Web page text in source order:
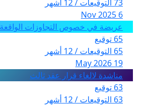
73 التوقيعات / 12 أشهر
6 Nov 2025
عريضة في خصوص التجاوزات
65 توقيع
65 التوقيعات / 12 أشهر
19 May 2026
مناشدة لالغاء قرار عقد ثالث
63 توقيع
63 التوقيعات / 12 أشهر